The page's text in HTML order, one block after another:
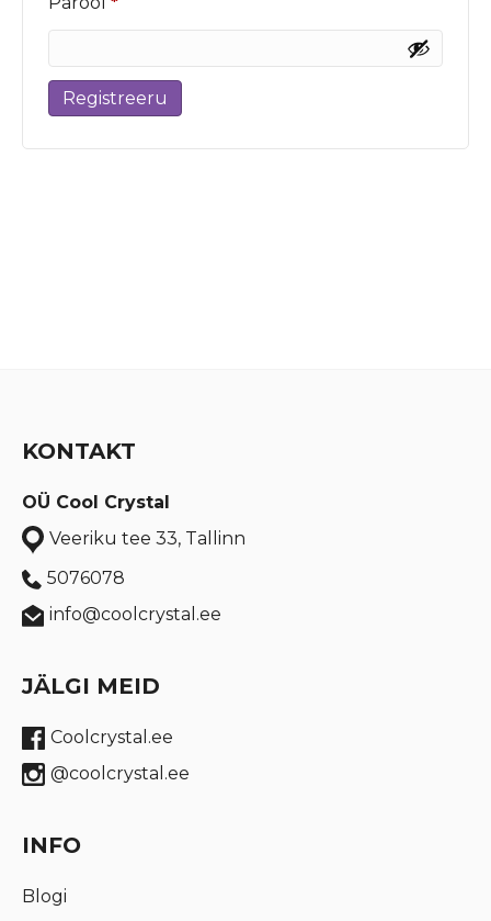
Registreeru
KONTAKT
OÜ Cool Crystal
Veeriku tee 33, Tallinn
5076078
info@coolcrystal.ee
JÄLGI MEID
Coolcrystal.ee
@coolcrystal.ee
INFO
Blogi